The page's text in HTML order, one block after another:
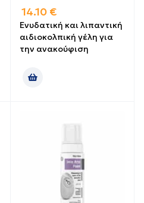
14.10 €
Ενυδατική και λιπαντική
αιδιοκολπική γέλη για
την ανακούφιση